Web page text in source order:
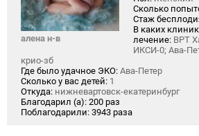
алена н-в
Сколько
Стаж
В каких
лечение: ВРТ
ИКСИ-0; Ава-
крио-зб
Где было удачное ЭКО: Ава-Петер
Сколько у вас детей: 1
Откуда: нижневартовск-екатеринбург
Благодарил (а): 200 раз
Поблагодарили: 3943 раза